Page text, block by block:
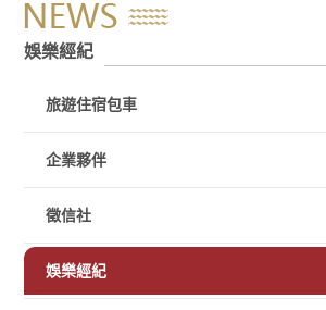
娛樂經紀
旅遊住宿包車
企業夥伴
徵信社
娛樂經紀